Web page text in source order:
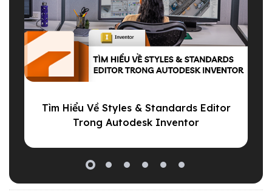
Tìm Hiểu Về Styles & Standards Editor
Trong Autodesk Inventor